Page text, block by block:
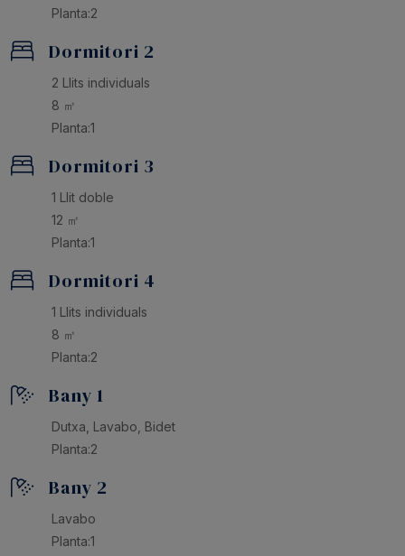
Planta:2
Dormitori 2
2 Llits individuals
8 ㎡
Planta:1
Dormitori 3
1 Llit doble
12 ㎡
Planta:1
Dormitori 4
1 Llits individuals
8 ㎡
Planta:2
Bany 1
Dutxa, Lavabo, Bidet
Planta:2
Bany 2
Lavabo
Planta:1